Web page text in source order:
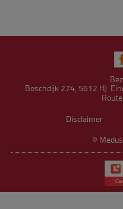
Boschdijk 274, 5612 HJ
Disclaimer
©